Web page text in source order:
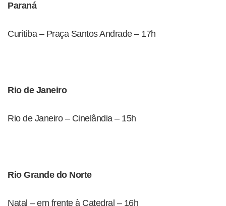
Paraná
Curitiba – Praça Santos Andrade – 17h
Rio de Janeiro
Rio de Janeiro – Cinelândia – 15h
Rio Grande do Norte
Natal – em frente à Catedral – 16h